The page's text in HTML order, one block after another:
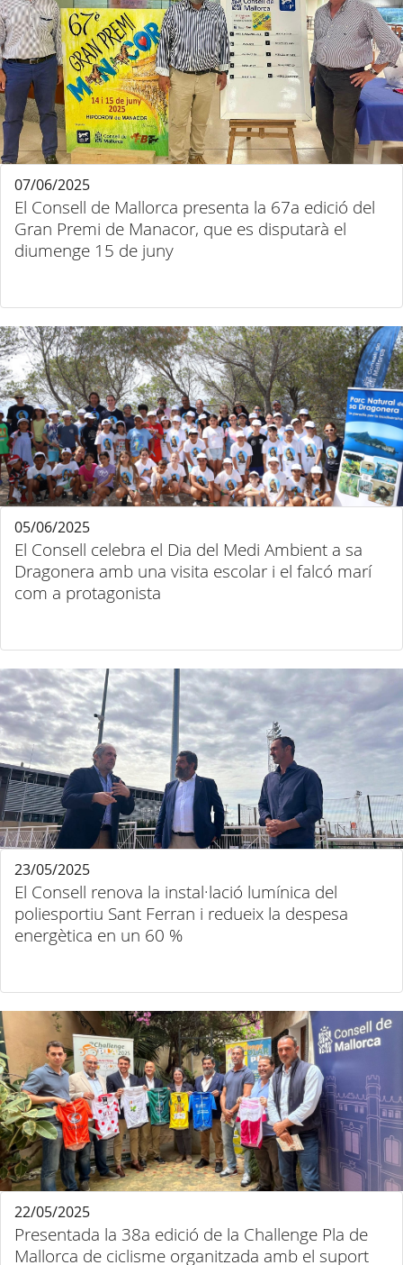
El Consell de Mallorca presenta la 67a edició del
Gran Premi de Manacor, que es disputarà el
diumenge 15 de juny
07/06/2025
El Consell celebra el Dia del Medi Ambient a sa
Dragonera amb una visita escolar i el falcó marí
com a protagonista
05/06/2025
El Consell renova la instal·lació lumínica del
poliesportiu Sant Ferran i redueix la despesa
energètica en un 60 %
23/05/2025
Presentada la 38a edició de la Challenge Pla de
Mallorca de ciclisme organitzada amb el suport
22/05/2025